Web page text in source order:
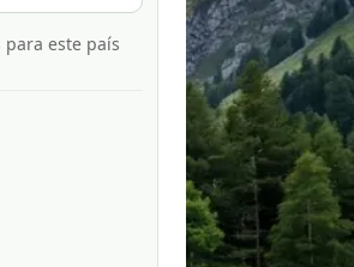
este país